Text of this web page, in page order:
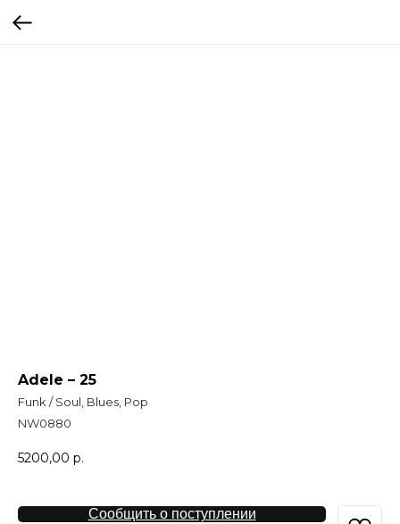
Adele – 25
Funk / Soul, Blues, Pop
NW0880
5200,00 р.
Сообщить о поступлении